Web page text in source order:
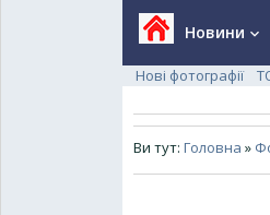
Новини keyboard_arrow_down
Нові фотографії
Ви тут: Головна »